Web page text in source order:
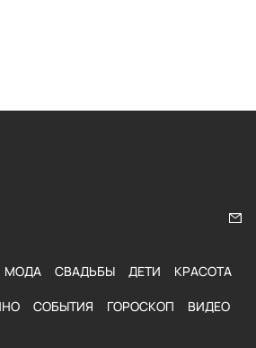
МОДА СВАДЬБЫ ДЕТИ КРАСОТА
СОБЫТИЯ ГОРОСКОП ВИДЕО